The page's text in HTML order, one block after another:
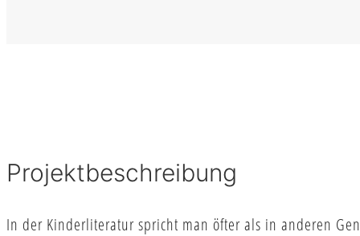
Projektbeschreibung
In der Kinderliteratur spricht man öfter als in anderen